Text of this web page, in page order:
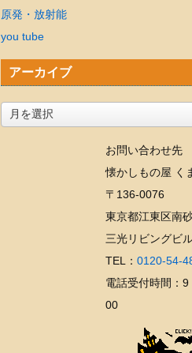
原発・放射能
you tube
アーカイブ
お問い合わせ先
懐かしもの屋 く
〒136-0076
東京都江東区南
三光リビングビ
TEL： 0120-54-
電話受付時間：9
00